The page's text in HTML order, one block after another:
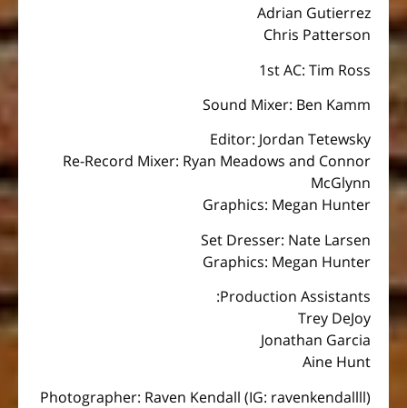
Adrian Gutierrez
Chris Patterson
1st AC: Tim Ross
Sound Mixer: Ben Kamm
Editor: Jordan Tetewsky
Re-Record Mixer: Ryan Meadows and Connor
McGlynn
Graphics: Megan Hunter
Set Dresser: Nate Larsen
Graphics: Megan Hunter
Production Assistants:
Trey DeJoy
Jonathan Garcia
Aine Hunt
Photographer: Raven Kendall (IG: ravenkendallll)